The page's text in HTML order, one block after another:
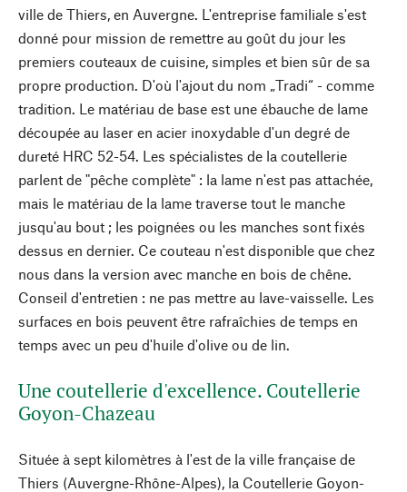
ville de Thiers, en Auvergne. L'entreprise familiale s'est
donné pour mission de remettre au goût du jour les
premiers couteaux de cuisine, simples et bien sûr de sa
propre production. D'où l'ajout du nom „Tradi“ - comme
tradition. Le matériau de base est une ébauche de lame
découpée au laser en acier inoxydable d'un degré de
dureté HRC 52-54. Les spécialistes de la coutellerie
parlent de "pêche complète" : la lame n'est pas attachée,
mais le matériau de la lame traverse tout le manche
jusqu'au bout ; les poignées ou les manches sont fixés
dessus en dernier. Ce couteau n'est disponible que chez
nous dans la version avec manche en bois de chêne.
Conseil d'entretien : ne pas mettre au lave-vaisselle. Les
surfaces en bois peuvent être rafraîchies de temps en
temps avec un peu d'huile d'olive ou de lin.
Une coutellerie d'excellence. Coutellerie
Goyon-Chazeau
Située à sept kilomètres à l'est de la ville française de
Thiers (Auvergne-Rhône-Alpes), la Coutellerie Goyon-